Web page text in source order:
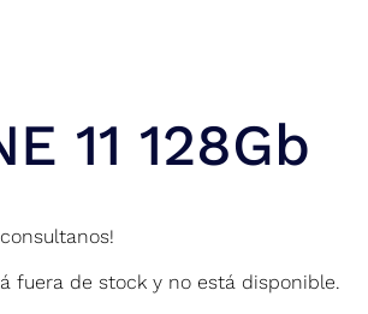
11 128Gb
fuera de stock y no está disponible.